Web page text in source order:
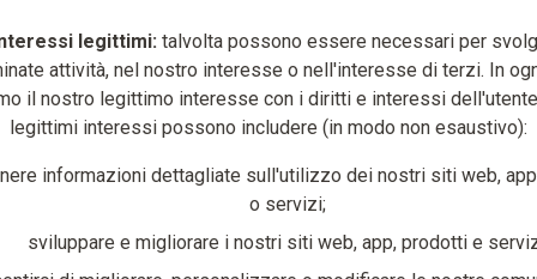
legittimi: talvolta possono essere necessari per
attività, nel nostro interesse o nell'interesse di terzi. In
il nostro legittimo interesse con i diritti e interessi
legittimi interessi possono includere (in modo non esaustivo):
informazioni dettagliate sull'utilizzo dei nostri siti web,
o servizi;
sviluppare e migliorare i nostri siti web, app, prodotti e